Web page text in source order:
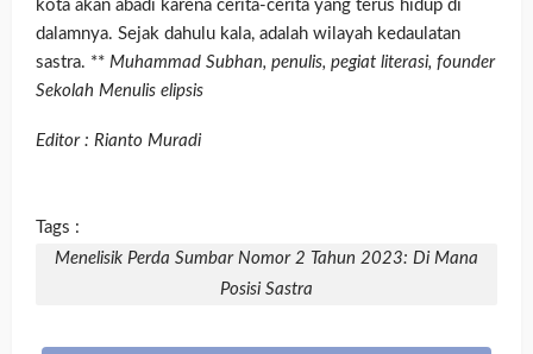
kota akan abadi karena cerita-cerita yang terus hidup di
dalamnya. Sejak dahulu kala, adalah wilayah kedaulatan
sastra. ** Muhammad Subhan, penulis, pegiat literasi, founder
Sekolah Menulis elipsis
Editor : Rianto Muradi
Tags :
Menelisik Perda Sumbar Nomor 2 Tahun 2023: Di Mana
Posisi Sastra